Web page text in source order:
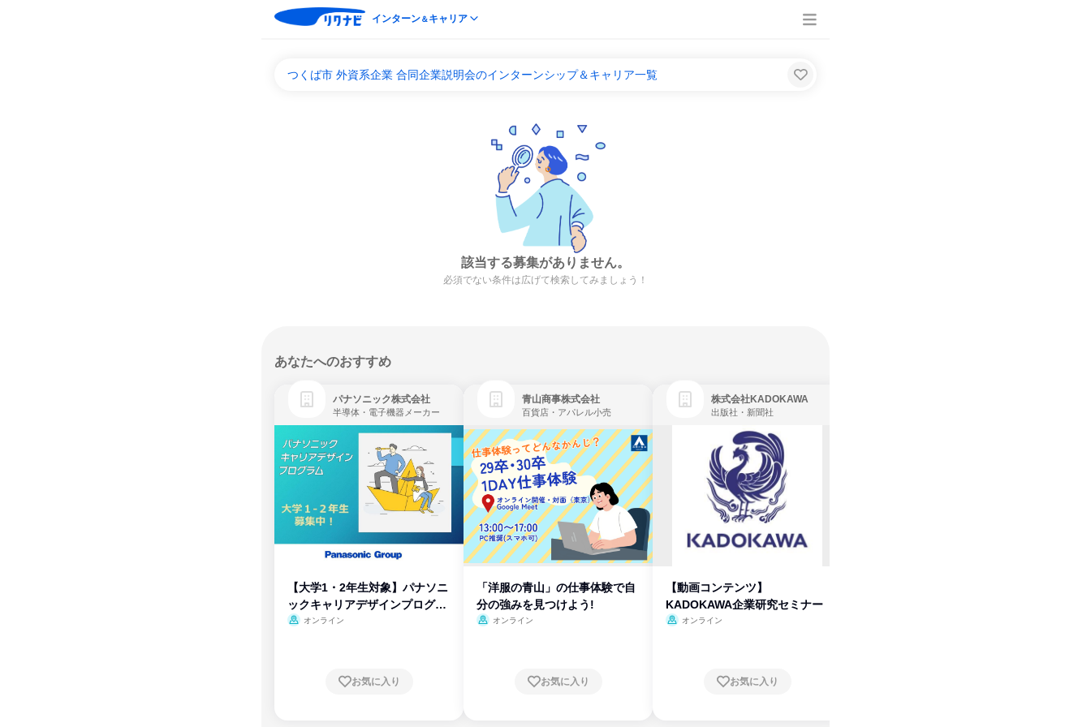
インターン＆キャリア
つくば市 外資系企業 合同企業説明会のインターンシップ＆キャリア一覧
該当する募集がありません。
必須でない条件は広げて検索してみましょう！
あなたへのおすすめ
パナソニック株式会社
半導体・電子機器メーカー
【大学1・2年生対象】パナソニ
ックキャリアデザインプログラ
ム
オンライン
お気に入り
青山商事株式会社
百貨店・アパレル小売
「洋服の青山」の仕事体験で自
分の強みを見つけよう!
オンライン
お気に入り
株式会社KADOKAWA
出版社・新聞社
【動画コンテンツ】
KADOKAWA企業研究セミナー
オンライン
お気に入り